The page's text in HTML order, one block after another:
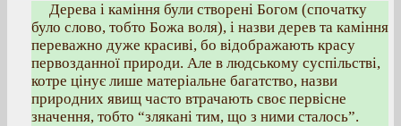
Дерева і каміння були створені Богом (спочатку
було слово, тобто Божа воля), і назви дерев та каміння
переважно дуже красиві, бо відображають красу
первозданної природи. Але в людському суспільстві,
котре цінує лише матеріальне багатство, назви
природних явищ часто втрачають своє первісне
значення, тобто “злякані тим, що з ними сталось”.